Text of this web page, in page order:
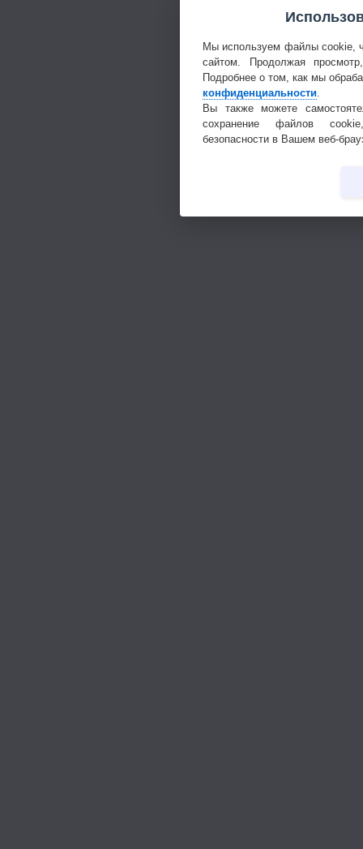
Мы используем файлы cookie,
сайтом. Продолжая
Подробнее о том, как мы
конфиденциальности.
Вы также можете
сохранение файлов
безопасности в Вашем веб-